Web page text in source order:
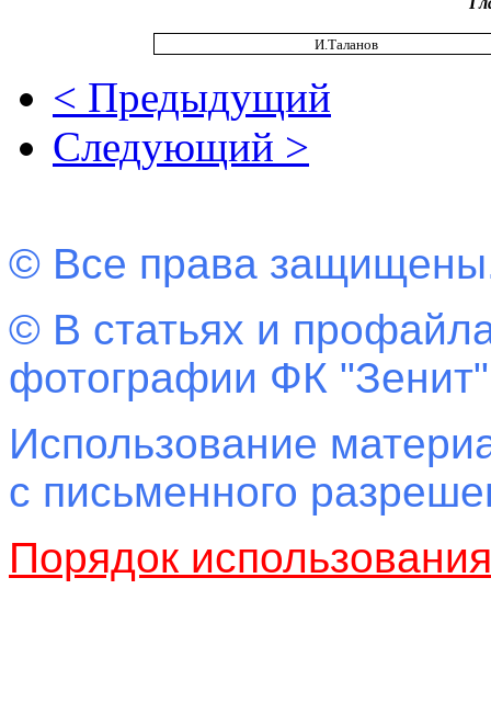
И.Таланов
< Предыдущий
Следующий >
© Все права
© В статьях и
фотографии ФК
Использование
с письменного
Порядок